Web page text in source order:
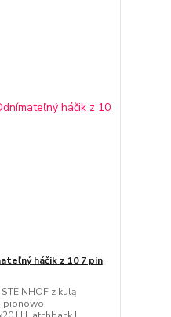
háčik z 10 7 pin
z kulą
pionowo